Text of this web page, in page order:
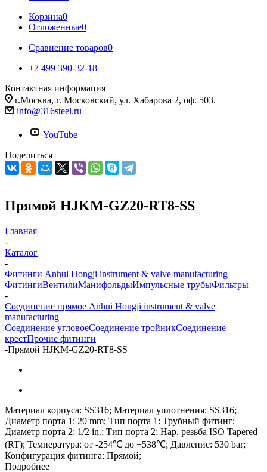
Корзина0
Отложенные0
Сравнение товаров0
+7 499 390-32-18
Контактная информация
г.Москва, г. Московский, ул. Хабарова 2, оф. 503.
info@316steel.ru
YouTube
Поделиться
Прямой HJKM-GZ20-RT8-SS
Главная
-
Каталог
-
Фитинги Anhui Hongji instrument & valve manufacturing
ФитингиВентилиМанифольдыИмпульсные трубыФильтры
-
Соединение прямое Anhui Hongji instrument & valve
manufacturing
Соединение угловоеСоединение тройникСоединение
крестПрочие фитинги
-Прямой HJKM-GZ20-RT8-SS
Материал корпуса: SS316; Материал уплотнения: SS316;
Диаметр порта 1: 20 mm; Тип порта 1: Трубный фитинг;
Диаметр порта 2: 1/2 in.; Тип порта 2: Нар. резьба ISO Tapered
(RT); Температура: от -254℃ до +538℃; Давление: 530 bar;
Конфигурация фитинга: Прямой;
Подробнее